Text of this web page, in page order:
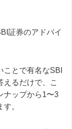
証券のアドバイ
とで有名なSBI
るだけで、こ
ナップから1〜3
。